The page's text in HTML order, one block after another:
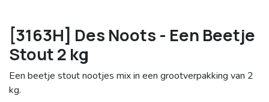
[3163H] Des Noots - Een Beetje
Stout 2 kg
Een beetje stout nootjes mix in een grootverpakking van 2
kg.